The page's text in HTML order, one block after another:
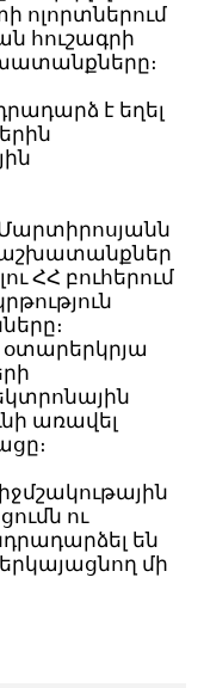
ոլորտներում
հուշագրի
է եղել
աշխատանքներ
ՀՀ բուհերում
օտարերկրյա
առավել
ու
են
մի